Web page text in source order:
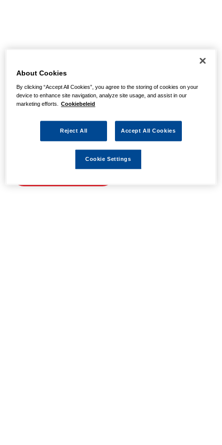
pagina niet kunnen
vinden
Wellicht zit er een spel- of typfout in de URL of is de
actie waarnaar u zocht al verlopen. We hopen u weer op
About Cookies
By clicking “Accept All Cookies”, you agree to the storing of cookies on your
device to enhance site navigation, analyze site usage, and assist in our
marketing efforts. Cookiebeleid
Reject All Accept All Cookies
Cookie Settings